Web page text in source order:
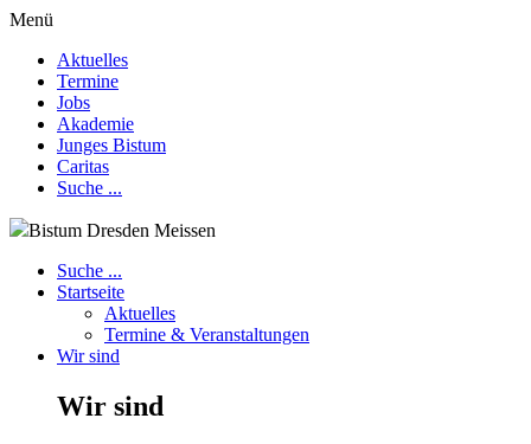
Menü
Aktuelles
Termine
Jobs
Akademie
Junges Bistum
Caritas
Suche ...
Bistum Dresden Meissen
Suche ...
Startseite
Aktuelles
Termine & Veranstaltungen
Wir sind
Wir sind